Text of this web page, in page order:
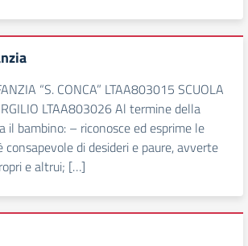
“S. CONCA” LTAA803015 SCUOLA
LTAA803026 Al termine della
il bambino: – riconosce ed esprime le
consapevole di desideri e paure, avverte
e altrui; […]